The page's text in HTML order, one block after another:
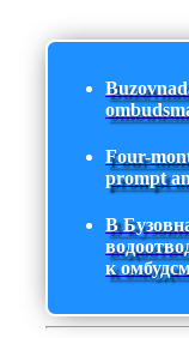
Four-
prompt
В
к